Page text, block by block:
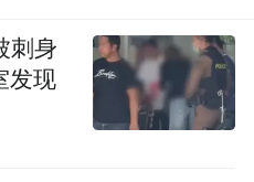
刺身
发现